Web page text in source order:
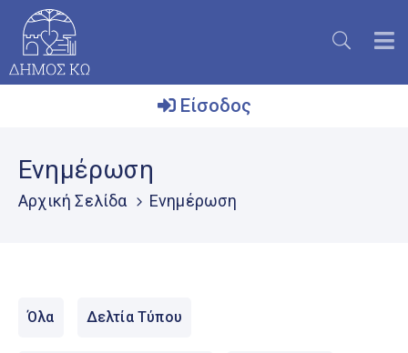
Δήμος
Το
Επικοινωνία
Είσοδος
Ενημέρωση
Αρχική Σελίδα Ενημέρωση
Όλα Δελτία Τύπου